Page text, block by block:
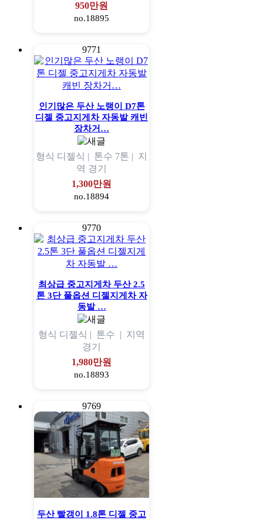
950만원
no.18895
9771
인기많은 두산 노랭이 D7톤
디젤 중고지게차 자동발 캐빈
장차거…
형식 디젤식 | 톤수 7톤 | 지
역 경기
1,300만원
no.18894
9770
최상급 중고지게차 두산 2.5
톤 3단 풀옵션 디젤지게차 자
동발 …
형식 디젤식 | 톤수 | 지역
경기
1,980만원
no.18893
9769
두산 빨갱이 1.8톤 디젤 중고